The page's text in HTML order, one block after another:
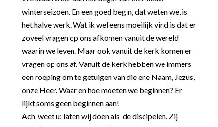
winterseizoen. En een goed begin, dat weten we, is
het halve werk. Wat ik wel eens moeilijk vind is dat er
zoveel vragen op ons afkomen vanuit de wereld
waarin we leven. Maar ook vanuit de kerk komen er
vragen op ons af. Vanuit de kerk hebben we immers
een roeping om te getuigen van die ene Naam, Jezus,
onze Heer. Waar en hoe moeten we beginnen? Er
lijkt soms geen beginnen aan!
Ach, weet u: laten wij doen als de discipelen. Zij